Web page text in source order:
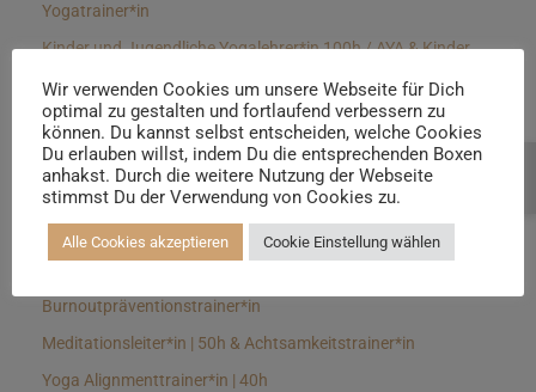
Yogatrainer*in
Kinder und Jugendliche Yogalehrer*in 100h / AYA & Kinder
Yin Yogalehrer*in | 100 h & Faszientrainer*in
Hormon Yogalehrer*in / Yogatherapeut*in &
Stressmanagementtrainer*in | 70h
Longevitytrainer*in
Burnoutpräventionstrainer*in
Meditationsleiter*in | 50h & Achtsamkeitstrainer*in
Yoga Alignmenttrainer*in | 40h
Wir verwenden Cookies um unsere Webseite für Dich
optimal zu gestalten und fortlaufend verbessern zu
können. Du kannst selbst entscheiden, welche Cookies
Du erlauben willst, indem Du die entsprechenden Boxen
anhakst. Durch die weitere Nutzung der Webseite
stimmst Du der Verwendung von Cookies zu.
Alle Cookies akzeptieren Cookie Einstellung wählen
Beratung buchen